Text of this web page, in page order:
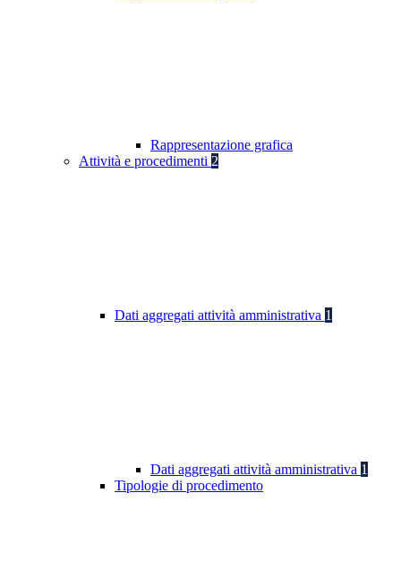
Rappresentazione grafica
Attività e procedimenti 2
Dati aggregati attività amministrativa 1
Dati aggregati attività amministrativa 1
Tipologie di procedimento